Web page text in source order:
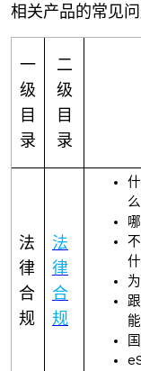
相关产品的常见问
一
级
目
录
二
级
目
录
法
律
合
规
法
律
合
规